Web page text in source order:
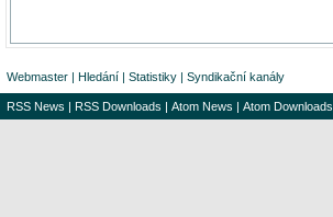
Webmaster | Hledání | Statistiky | Syndikační kanály
RSS News | RSS Downloads | Atom News | Atom Downloads